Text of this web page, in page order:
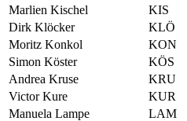
Marlien Kischel
KIS
Dirk Klöcker
KLÖ
Moritz Konkol
KON
Simon Köster
KÖS
Andrea Kruse
KRU
Victor Kure
KUR
Manuela Lampe
LAM